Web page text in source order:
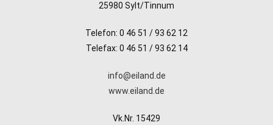
25980 Sylt/Tinnum
Telefon: 0 46 51 / 93 62 12
Telefax: 0 46 51 / 93 62 14
info@eiland.de
www.eiland.de
Vk.Nr. 15429